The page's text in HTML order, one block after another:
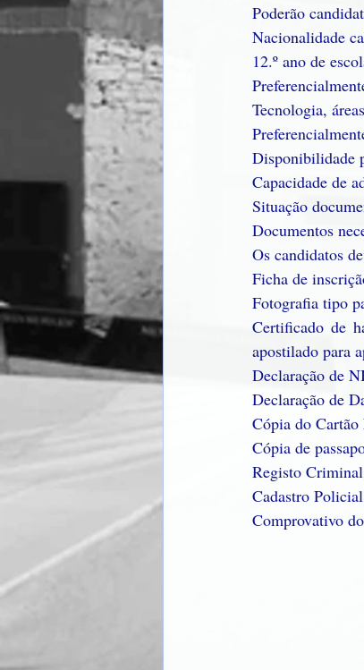
Poderão
Nacionalidade
12.º ano de
Tecnologia,
Disponibilidade
Capacidade de
Situação
Documentos
Os candidatos
Ficha de
Fotografia tipo
Certificado de
apostilado para
Declaração de
Declaração de
Cópia do
Cópia de
Registo
Cadastro
Comprovativo